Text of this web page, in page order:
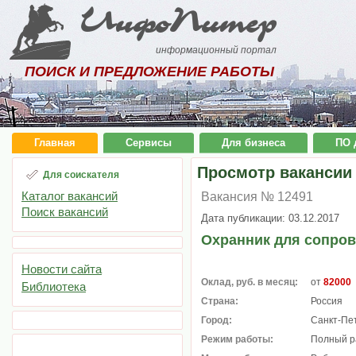
ИнфоПитер
информационный портал
ПОИСК И ПРЕДЛОЖЕНИЕ РАБОТЫ
Главная Сервисы Для бизнеса ПО
Для соискателя
Каталог вакансий
Поиск вакансий
Новости сайта
Библиотека
Просмотр вакансии
Вакансия № 12491
Дата публикации: 03.12.2017
Охранник для
Оклад, руб. в месяц: от 82000
Страна:
Россия
Город:
Санкт-
Режим работы:
Полный